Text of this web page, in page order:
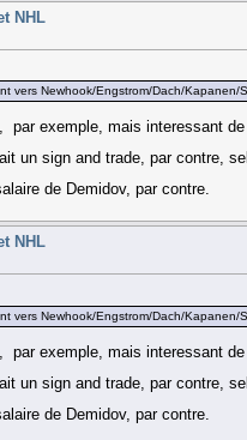
NHL
vers Newhook/Engstrom/Dach/Kapanen/
exemple, mais interessant
un sign and trade, par contre,
de Demidov, par contre.
NHL
vers Newhook/Engstrom/Dach/Kapanen/
exemple, mais interessant
un sign and trade, par contre,
de Demidov, par contre.